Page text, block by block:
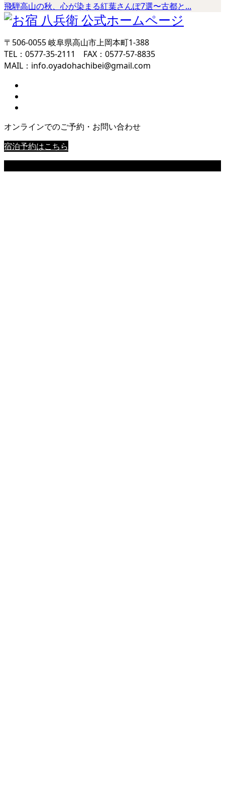
飛騨高山の秋、心が染まる紅葉さんぽ7選〜古都と...
〒506-0055 岐阜県高山市上岡本町1-388
TEL：0577-35-2111 FAX：0577-57-8835
MAIL：info.oyadohachibei@gmail.com
オンラインでのご予約・お問い合わせ
宿泊予約はこちら